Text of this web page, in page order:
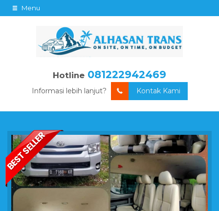
Menu
Hotline 081222942469
Informasi lebih lanjut? Kontak Kami